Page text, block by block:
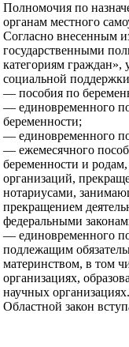
Полномочия по
органам местного
Согласно внесенным
государственными
категориям граждан»,
социальной
— пособия по
— единовременного
беременности;
— единовременного
— ежемесячного
беременности и
организаций,
нотариусами,
прекращением
федеральными
— единовременного
подлежащим
материнством, в том
организациях,
научных организациях.
Областной закон